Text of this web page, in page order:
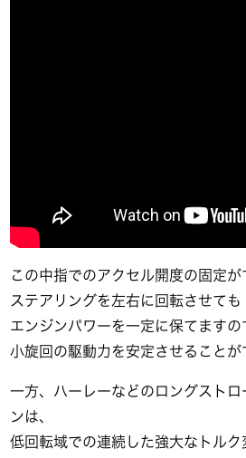
この中指でのアクセル開度の固定が
ステアリングを左右に回転させても
エンジンパワーを一定に保てますの
小旋回の駆動力を安定させることが
一方、ハーレーなどのロングスト
ンは、
低回転域での連続した強大なトルク